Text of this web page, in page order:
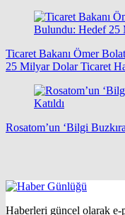
Ticaret Bakanı Ömer
25 Milyar Dolar Ticaret
Rosatom’un ‘Bilgi
Haberleri güncel olarak e-